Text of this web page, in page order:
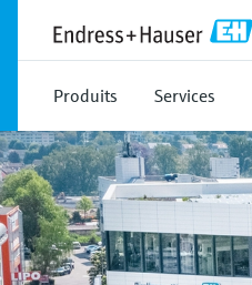
Produits Services